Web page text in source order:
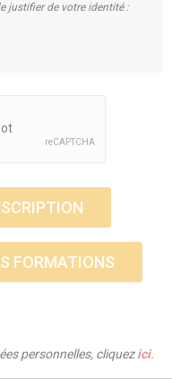
justifier de votre identité :
FORMATIONS
personnelles, cliquezici.